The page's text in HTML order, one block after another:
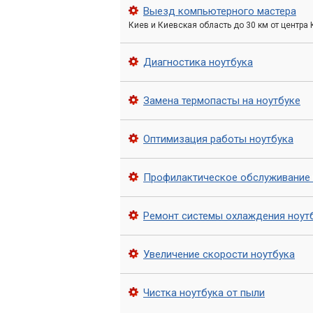
Смазка вентиляторов для
Преимущества:
продлить срок службы
Почему
Мы гордимся нашей репутацией
причин, почему клиенты доверяютнам
Мастера с опытом:Наши
марок и моделей.
Высокое качество:Используем
Выезд компьютерного мастера
Киев и Киевская область до 30 км от центра
Диагностика ноутбука
Замена термопасты на ноутбуке
Оптимизация работы ноутбука
Профилактическое обслуживание
Ремонт системы охлаждения
Увеличение скорости ноутбука
Чистка ноутбука от пыли